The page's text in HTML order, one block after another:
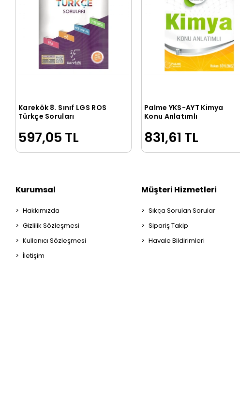
Sepete Ekle
Karekök 8. Sınıf LGS ROS
Türkçe Soruları
597,05 TL
Sepete Ekle
Palme YKS-AYT Kimya
Konu Anlatımlı
831,61 TL
Kurumsal
Hakkımızda
Gizlilik Sözleşmesi
Kullanıcı Sözleşmesi
İletişim
Müşteri Hizmetleri
Sıkça Sorulan Sorular
Sipariş Takip
Havale Bildirimleri